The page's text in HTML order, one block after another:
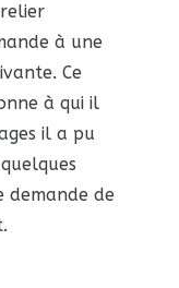
relier
à une
Ce
à qui il
il a pu
demande de